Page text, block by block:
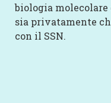
biologia
sia privatamente
con il SSN.